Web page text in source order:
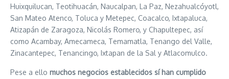
Huixquilucan, Teotihuacán, Naucalpan, La Paz, Nezahualcóyotl,
San Mateo Atenco, Toluca y Metepec, Coacalco, Ixtapaluca,
Atizapán de Zaragoza, Nicolás Romero, y Chapultepec, así
como Acambay, Amecameca, Temamatla, Tenango del Valle,
Zinacantepec, Tenancingo, Ixtapan de la Sal y Atlacomulco.
Pese a ello muchos negocios establecidos sí han cumplido